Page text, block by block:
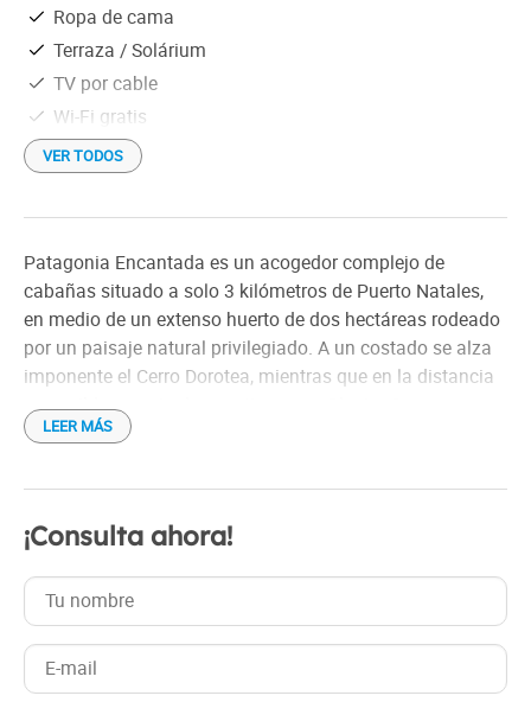
Ropa de cama
Terraza / Solárium
TV por cable
Wi-Fi gratis
Cocina totalmente equipada
VER TODOS
Patagonia Encantada es un acogedor complejo de
cabañas situado a solo 3 kilómetros de Puerto Natales,
en medio de un extenso huerto de dos hectáreas rodeado
por un paisaje natural privilegiado. A un costado se alza
imponente el Cerro Dorotea, mientras que en la distancia
es posible apreciar los ventisqueros Glaciar Serrano y
Glaciar Balmaceda a través del Seno de Última
ciudad.
El complejo dispone de ocho cabañas totalmente
equipadas, preparadas para recibir cómodamente entre
cuatro y cinco huéspedes por unidad. Cada una cuenta
con terraza privada, calefacción central, agua caliente,
conexión WiFi gratuita y televisión satelital.
LEER MÁS
¡Consulta ahora!